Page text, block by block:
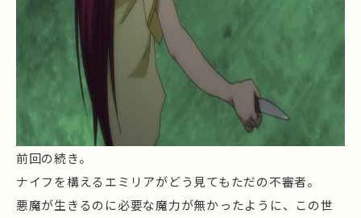
前回の続き。
ナイフを構えるエミリアがどう見てもただの不審者。
悪魔が生きるのに必要な魔力が無かったように、この世